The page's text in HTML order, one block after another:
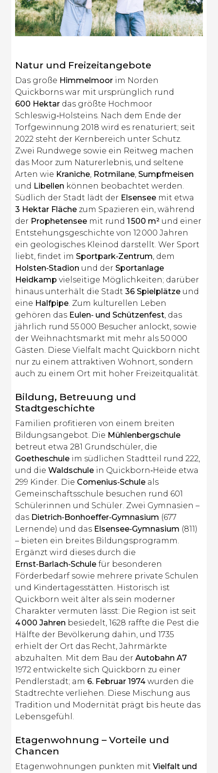
Natur und Freizeitangebote
Das große Himmelmoor im Norden
Quickborns war mit ursprünglich rund
600 Hektar das größte Hochmoor
Schleswig‑Holsteins. Nach dem Ende der
Torfgewinnung 2018 wird es renaturiert; seit
2022 steht der Kernbereich unter Schutz.
Zwei Rundwege sowie ein Reitweg machen
das Moor zum Naturerlebnis, und seltene
Arten wie Kraniche Rotmilane ,Sumpfmeisen
und Libellen können beobachtet werden.
Südlich der Stadt lädt der Elsensee mit etwa
3 Hektar Fläche zum Spazieren ein, während
der Prophetensee mit rund1 500 m² und einer
Entstehungsgeschichte von 12 000 Jahren
ein geologisches Kleinod darstellt. Wer Sport
liebt, findet imSportpark‑Zentrum , dem
Holsten‑Stadion und derSportanlage
Heidkamp vielseitige Möglichkeiten; darüber
hinaus unterhält die Stadt36 Spielplätze und
eine Halfpipe . Zum kulturellen Leben
gehören das Eulen‑ und Schützenfest , das
jährlich rund 55 000 Besucher anlockt, sowie
der Weihnachtsmarkt mit mehr als 50 000
Gästen. Diese Vielfalt macht Quickborn nicht
nur zu einem attraktiven Wohnort, sondern
auch zu einem Ort mit hoher Freizeitqualität.
Bildung, Betreuung und
Stadtgeschichte
Familien profitieren von einem breiten
Bildungsangebot. Die Mühlenbergschule
betreut etwa 281 Grundschüler, die
Goetheschule im südlichen Stadtteil rund 222,
und dieWaldschule in Quickborn‑Heide etwa
299 Kinder. Die Comenius‑Schule als
Gemeinschaftsschule besuchen rund 601
Schülerinnen und Schüler. Zwei Gymnasien –
das Dietrich‑Bonhoeffer‑Gymnasium (677
Lernende) und das Elsensee‑Gymnasium (811)
– bieten ein breites Bildungsprogramm.
Ergänzt wird dieses durch die
Ernst‑Barlach‑Schule für besonderen
Förderbedarf sowie mehrere private Schulen
und Kindertagesstätten. Historisch ist
Quickborn weit älter als sein moderner
Charakter vermuten lässt: Die Region ist seit
4 000 Jahren besiedelt, 1628 raffte die Pest die
Hälfte der Bevölkerung dahin, und 1735
erhielt der Ort das Recht, Jahrmärkte
abzuhalten. Mit dem Bau derAutobahn A7
1972 entwickelte sich Quickborn zu einer
Pendlerstadt; am 6. Februar 1974 wurden die
Stadtrechte verliehen. Diese Mischung aus
Tradition und Modernität prägt bis heute das
Lebensgefühl.
Etagenwohnung – Vorteile und
Chancen
Etagenwohnungen punkten mitVielfalt und